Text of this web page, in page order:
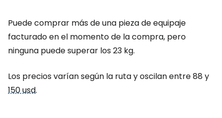
Puede comprar más de una pieza de equipaje
facturado en el momento de la compra, pero
ninguna puede superar los 23 kg.
Los precios varían según la ruta y oscilan entre 88 y
150 usd.